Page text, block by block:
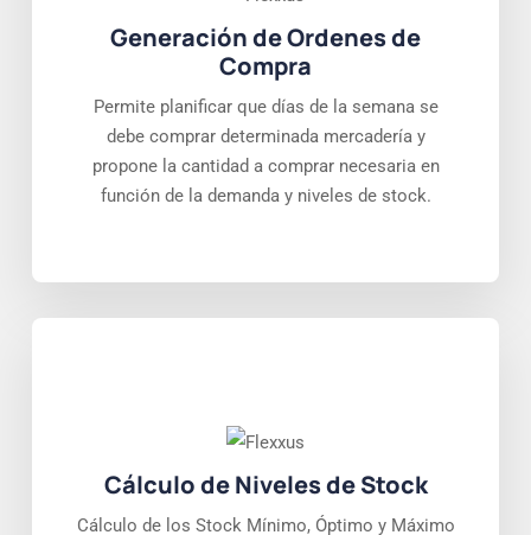
Generación de Ordenes de
Compra
Permite planificar que días de la semana se
debe comprar determinada mercadería y
propone la cantidad a comprar necesaria en
función de la demanda y niveles de stock.
Cálculo de Niveles de Stock
Cálculo de los Stock Mínimo, Óptimo y Máximo